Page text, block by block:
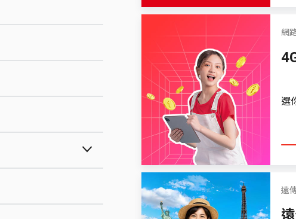
網
選
看
遠